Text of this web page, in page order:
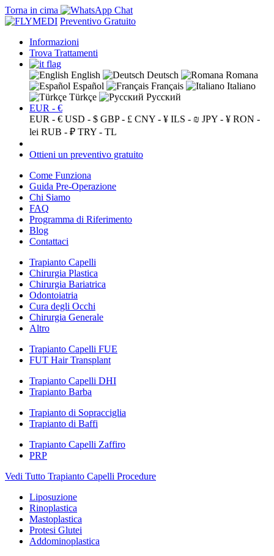
Torna in cima
Preventivo Gratuito
Informazioni
Trova Trattamenti
English Deutsch
Romana
Español
Français
Italiano
Türkçe
Русский
EUR - €
EUR - € USD - $ GBP - £ CNY - ¥ ILS - ₪ JPY - ¥ RON -
lei RUB - ₽ TRY - TL
Ottieni un preventivo gratuito
Come Funziona
Guida Pre-Operazione
Chi Siamo
FAQ
Programma di Riferimento
Blog
Contattaci
Trapianto Capelli
Chirurgia Plastica
Chirurgia Bariatrica
Odontoiatria
Cura degli Occhi
Chirurgia Generale
Altro
Trapianto Capelli FUE
FUT Hair Transplant
Trapianto Capelli DHI
Trapianto Barba
Trapianto di Sopracciglia
Trapianto di Baffi
Trapianto Capelli Zaffiro
PRP
Vedi Tutto Trapianto Capelli Procedure
Liposuzione
Rinoplastica
Mastoplastica
Protesi Glutei
Addominoplastica